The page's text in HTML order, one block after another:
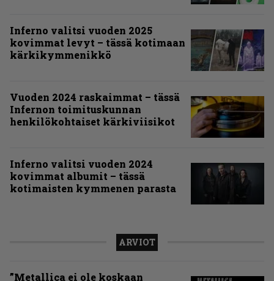
Inferno valitsi vuoden 2025
kovimmat levyt – tässä kotimaan
kärkikymmenikkö
Vuoden 2024 raskaimmat – tässä
Infernon toimituskunnan
henkilökohtaiset kärkiviisikot
Inferno valitsi vuoden 2024
kovimmat albumit – tässä
kotimaisten kymmenen parasta
ARVIOT
”Metallica ei ole koskaan